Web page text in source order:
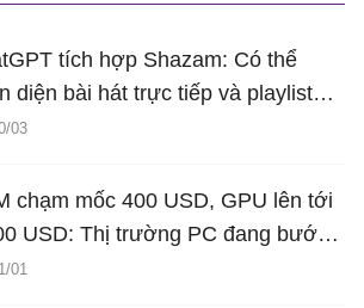
tích hợp Shazam: Có thể
diện bài hát trực tiếp và playlist
trong ứng dụng
03
chạm mốc 400 USD, GPU lên tới
USD: Thị trường PC đang bước
khủng hoảng nghiêm trọng
01